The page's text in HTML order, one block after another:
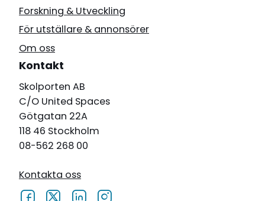
Forskning & Utveckling
För utställare & annonsörer
Om oss
Kontakt
Skolporten AB
C/O United Spaces
Götgatan 22A
118 46 Stockholm
08-562 268 00
Kontakta oss